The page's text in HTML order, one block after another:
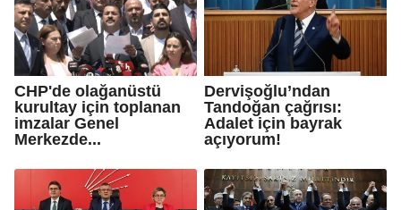
CHP'de olağanüstü
kurultay için toplanan
imzalar Genel
Merkezde...
Dervişoğlu’ndan
Tandoğan çağrısı:
Adalet için bayrak
açıyorum!